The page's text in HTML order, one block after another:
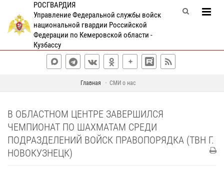
РОСГВАРДИЯ
Управление Федеральной службы войск
национальной гвардии Российской
Федерации по Кемеровской области -
Кузбассу
Главная СМИ о нас
В ОБЛАСТНОМ ЦЕНТРЕ ЗАВЕРШИЛСЯ
ЧЕМПИОНАТ ПО ШАХМАТАМ СРЕДИ
ПОДРАЗДЕЛЕНИЙ ВОЙСК ПРАВОПОРЯДКА (ТВН Г.
НОВОКУЗНЕЦК)